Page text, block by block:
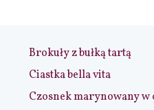
Brokuły z bułką tartą
Ciastka bella vita
Czosnek marynowany w